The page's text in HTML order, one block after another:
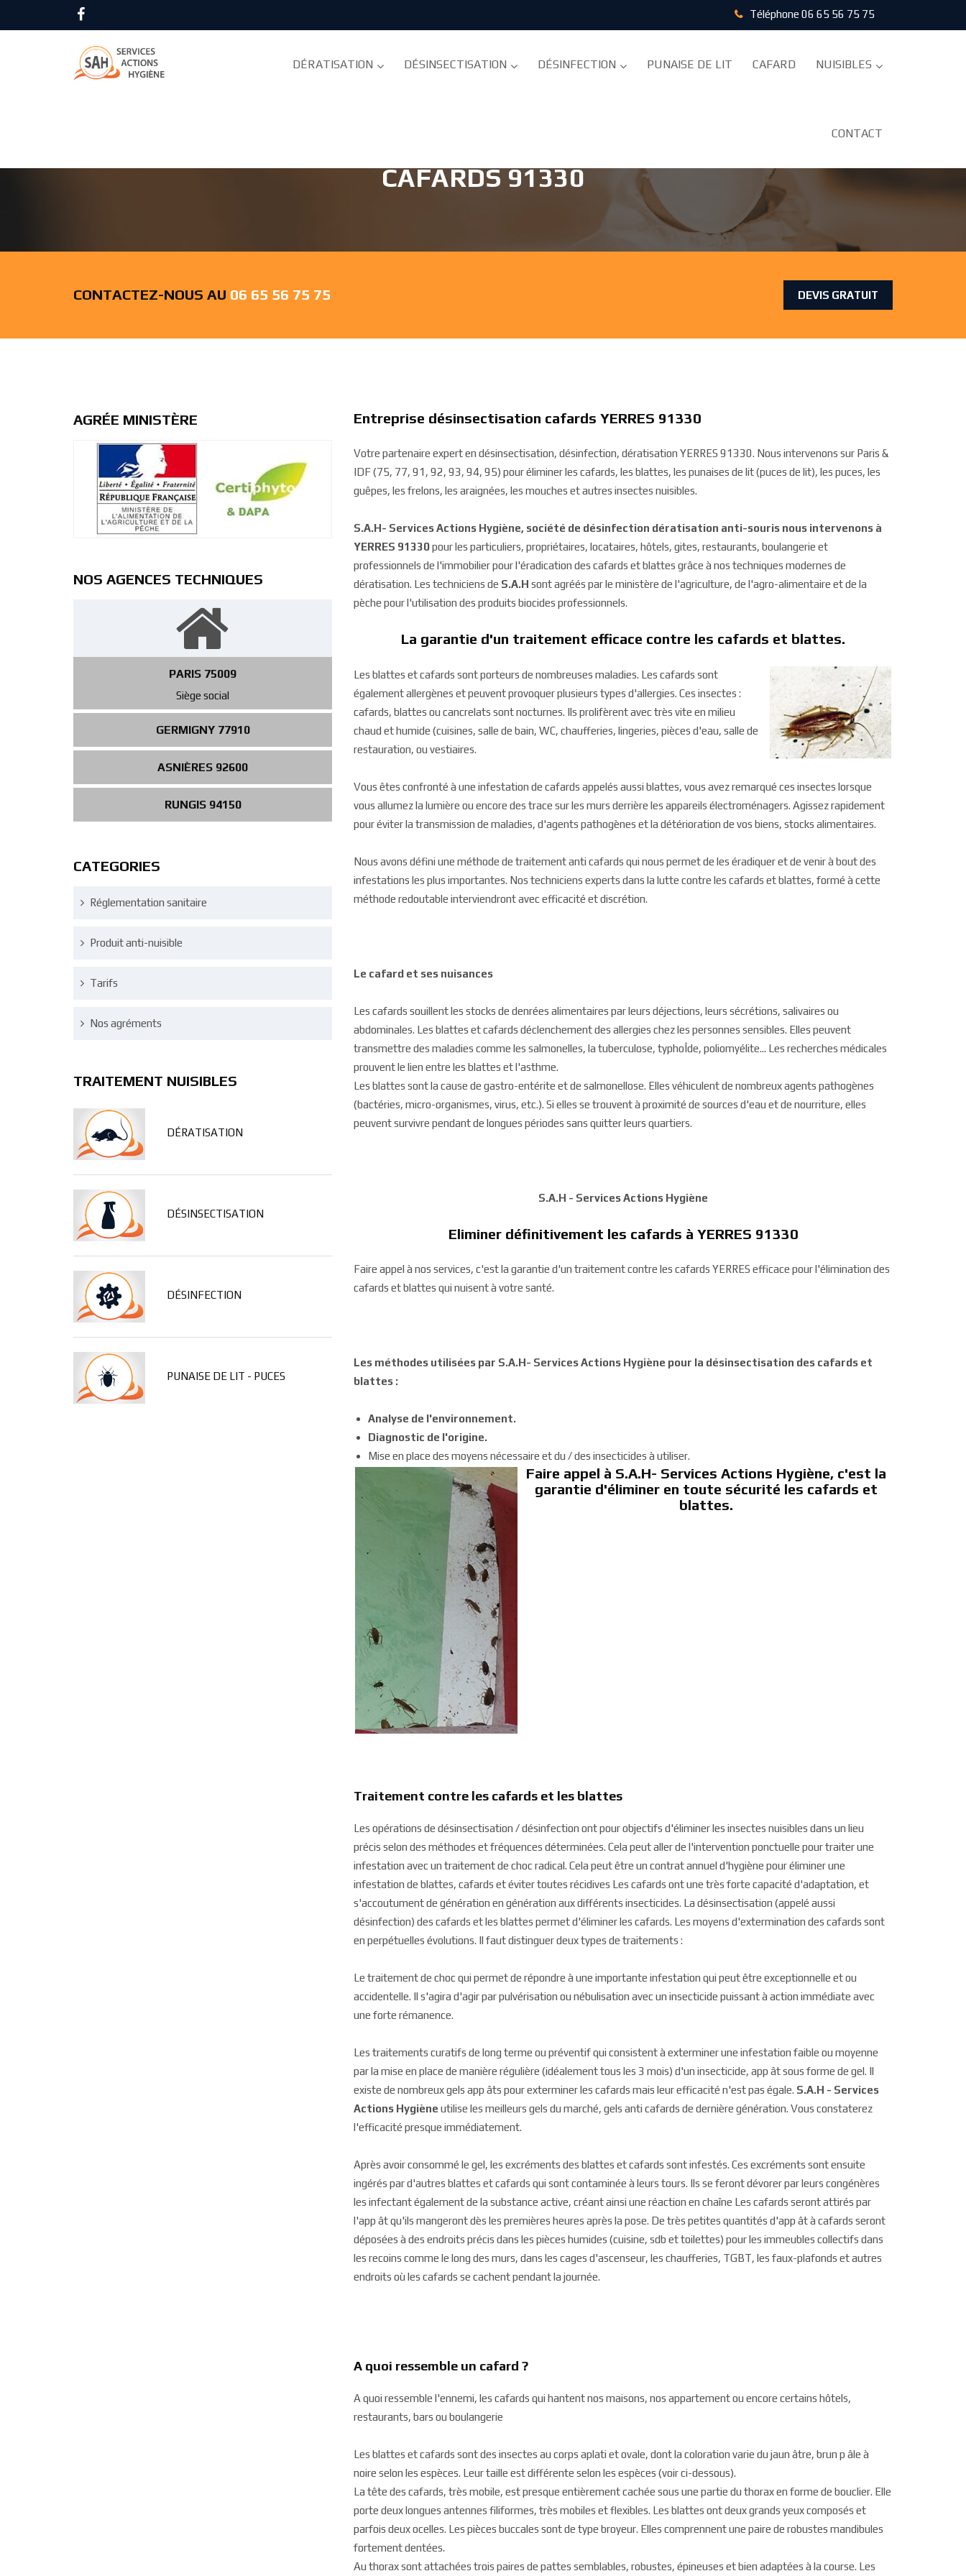
Téléphone 06 65 56 75 75
DÉRATISATION DÉSINSECTISATION DÉSINFECTION PUNAISE DE LIT CAFARD NUISIBLES
CONTACT
Accueil
CAFARDS 91330
CONTACTEZ-NOUS AU 06 65 56 75 75 DEVIS GRATUIT
AGRÉE MINISTÈRE
NOS AGENCES TECHNIQUES
PARIS 75009
Siège social
GERMIGNY 77910
ASNIÈRES 92600
RUNGIS 94150
CATEGORIES
Réglementation sanitaire
Produit anti-nuisible
Tarifs
Nos agréments
TRAITEMENT NUISIBLES
DÉRATISATION
DÉSINSECTISATION
DÉSINFECTION
PUNAISE DE LIT - PUCES
Entreprise désinsectisation cafards YERRES 91330
Votre partenaire expert en désinsectisation, désinfection, dératisation YERRES 91330. Nous intervenons sur Paris &
IDF (75, 77, 91, 92, 93, 94, 95) pour éliminer les cafards, les blattes, les punaises de lit (puces de lit), les puces, les
guêpes, les frelons, les araignées, les mouches et autres insectes nuisibles.
S.A.H- Services Actions Hygiène, société de désinfection dératisation anti-souris nous intervenons à
YERRES 91330pour les particuliers, propriétaires, locataires, hôtels, gites, restaurants, boulangerie et
professionnels de l'immobilier pour l'éradication des cafards et blattes grâce à nos techniques modernes de
dératisation. Les techniciens de S.A.H sont agréés par le ministère de l'agriculture, de l'agro-alimentaire et de la
pèche pour l'utilisation des produits biocides professionnels.
La garantie d'un traitement efficace contre les cafards et blattes.
Les blattes et cafards sont porteurs de nombreuses maladies. Les cafards sont
également allergènes et peuvent provoquer plusieurs types d'allergies. Ces insectes :
cafards, blattes ou cancrelats sont nocturnes. Ils prolifèrent avec très vite en milieu
chaud et humide (cuisines, salle de bain, WC, chaufferies, lingeries, pièces d'eau, salle de
restauration, ou vestiaires.
Vous êtes confronté à une infestation de cafards appelés aussi blattes, vous avez remarqué ces insectes lorsque
vous allumez la lumière ou encore des trace sur les murs derrière les appareils électroménagers. Agissez rapidement
pour éviter la transmission de maladies, d'agents pathogènes et la détérioration de vos biens, stocks alimentaires.
Nous avons défini une méthode de traitement anti cafards qui nous permet de les éradiquer et de venir à bout des
infestations les plus importantes. Nos techniciens experts dans la lutte contre les cafards et blattes, formé à cette
méthode redoutable interviendront avec efficacité et discrétion.
Le cafard et ses nuisances
Les cafards souillent les stocks de denrées alimentaires par leurs déjections, leurs sécrétions, salivaires ou
abdominales. Les blattes et cafards déclenchement des allergies chez les personnes sensibles. Elles peuvent
transmettre des maladies comme les salmonelles, la tuberculose, typhoÎde, poliomyélite... Les recherches médicales
prouvent le lien entre les blattes et l'asthme.
Les blattes sont la cause de gastro-entérite et de salmonellose. Elles véhiculent de nombreux agents pathogènes
(bactéries, micro-organismes, virus, etc.). Si elles se trouvent à proximité de sources d'eau et de nourriture, elles
peuvent survivre pendant de longues périodes sans quitter leurs quartiers.
S.A.H - Services Actions Hygiène
Eliminer définitivement les cafards à YERRES 91330
Faire appel à nos services, c'est la garantie d'un traitement contre les cafards YERRES efficace pour l'élimination des
cafards et blattes qui nuisent à votre santé.
Les méthodes utilisées par S.A.H- Services Actions Hygiène pour la désinsectisation des cafards et
blattes :
Analyse de l'environnement.
Diagnostic de l'origine.
Mise en place des moyens nécessaire et du / des insecticides à utiliser.
Faire appel à S.A.H- Services Actions Hygiène, c'est la
garantie d'éliminer en toute sécurité les cafards et
blattes.
Traitement contre les cafards et les blattes
Les opérations de désinsectisation / désinfection ont pour objectifs d'éliminer les insectes nuisibles dans un lieu
précis selon des méthodes et fréquences déterminées. Cela peut aller de l'intervention ponctuelle pour traiter une
infestation avec un traitement de choc radical. Cela peut être un contrat annuel d'hygiène pour éliminer une
infestation de blattes, cafards et éviter toutes récidives Les cafards ont une très forte capacité d'adaptation, et
s'accoutument de génération en génération aux différents insecticides. La désinsectisation (appelé aussi
désinfection) des cafards et les blattes permet d'éliminer les cafards. Les moyens d'extermination des cafards sont
en perpétuelles évolutions. Il faut distinguer deux types de traitements :
Le traitement de choc qui permet de répondre à une importante infestation qui peut être exceptionnelle et ou
accidentelle. Il s'agira d'agir par pulvérisation ou nébulisation avec un insecticide puissant à action immédiate avec
une forte rémanence.
Les traitements curatifs de long terme ou préventif qui consistent à exterminer une infestation faible ou moyenne
par la mise en place de manière régulière (idéalement tous les 3 mois) d'un insecticide, app ât sous forme de gel. Il
existe de nombreux gels app âts pour exterminer les cafards mais leur efficacité n'est pas égale. S.A.H - Services
Actions Hygiène utilise les meilleurs gels du marché, gels anti cafards de dernière génération. Vous constaterez
l'efficacité presque immédiatement.
Après avoir consommé le gel, les excréments des blattes et cafards sont infestés. Ces excréments sont ensuite
ingérés par d'autres blattes et cafards qui sont contaminée à leurs tours. Ils se feront dévorer par leurs congénères
les infectant également de la substance active, créant ainsi une réaction en chaîne Les cafards seront attirés par
l'app ât qu'ils mangeront dès les premières heures après la pose. De très petites quantités d'app ât à cafards seront
déposées à des endroits précis dans les pièces humides (cuisine, sdb et toilettes) pour les immeubles collectifs dans
les recoins comme le long des murs, dans les cages d'ascenseur, les chaufferies, TGBT, les faux-plafonds et autres
endroits où les cafards se cachent pendant la journée.
A quoi ressemble un cafard ?
A quoi ressemble l'ennemi, les cafards qui hantent nos maisons, nos appartement ou encore certains hôtels,
restaurants, bars ou boulangerie
Les blattes et cafards sont des insectes au corps aplati et ovale, dont la coloration varie du jaun âtre, brun p âle à
noire selon les espèces. Leur taille est différente selon les espèces (voir ci-dessous).
La tête des cafards, très mobile, est presque entièrement cachée sous une partie du thorax en forme de bouclier. Elle
porte deux longues antennes filiformes, très mobiles et flexibles. Les blattes ont deux grands yeux composés et
parfois deux ocelles. Les pièces buccales sont de type broyeur. Elles comprennent une paire de robustes mandibules
fortement dentées.
Au thorax sont attachées trois paires de pattes semblables, robustes, épineuses et bien adaptées à la course. Les